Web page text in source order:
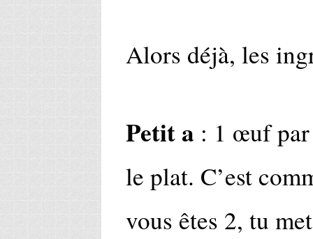
Alors déjà, les
Petit a : 1 œuf
le plat. C’est
vous êtes 2, tu